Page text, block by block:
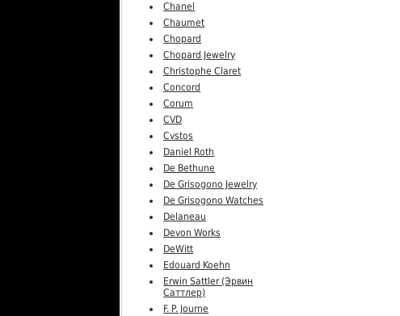
Chanel
Chaumet
Chopard
Chopard Jewelry
Christophe Claret
Concord
Corum
CVD
Cvstos
Daniel Roth
De Bethune
De Grisogono Jewelry
De Grisogono Watches
Delaneau
Devon Works
DeWitt
Edouard Koehn
Erwin Sattler (Эрвин
Саттлер)
F. P. Journe